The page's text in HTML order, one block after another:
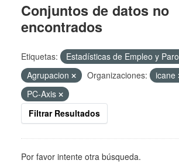
Conjuntos de datos no
encontrados
Etiquetas: Estadísticas de Empleo y Paro
Agrupacion
Organizaciones: icane
PC-Axis
Filtrar Resultados
Por favor intente otra búsqueda.